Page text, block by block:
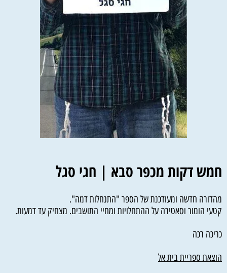
חמש דקות מכפר סבא | חגי סגל
מהדורה חדשה ומעודכנת של הספר "התנחלות דמה".
קטעי הומור וסאטירה על ההתחלויות ומחיי התושבים. מצחיק עד דמעות.
כריכה רכה
הוצאת ספריית בית אל